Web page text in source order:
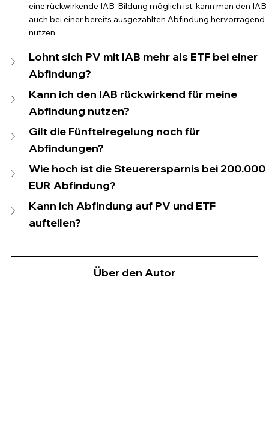
eine rückwirkende IAB-Bildung möglich ist, kann man den IAB
auch bei einer bereits ausgezahlten Abfindung hervorragend
nutzen.
Lohnt sich PV mit IAB mehr als ETF bei einer
Abfindung?
Kann ich den IAB rückwirkend für meine
Abfindung nutzen?
Gilt die Fünftelregelung noch für
Abfindungen?
Wie hoch ist die Steuerersparnis bei 200.000
EUR Abfindung?
Kann ich Abfindung auf PV und ETF
aufteilen?
Über den Autor